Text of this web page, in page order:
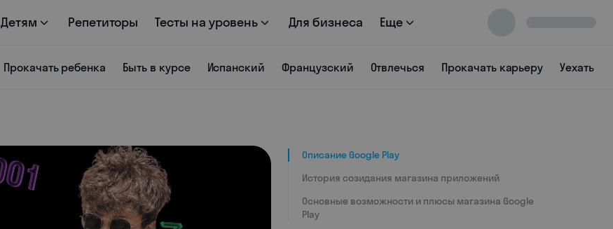
Детям Репетиторы Тесты на уровень Для бизнеса Еще
Прокачать ребенка Быть в курсе Испанский Французский Отвлечься Прокачать карьеру Уехать
Описание Google Play
История созидания магазина приложений
Основные возможности и плюсы магазина Google
Play